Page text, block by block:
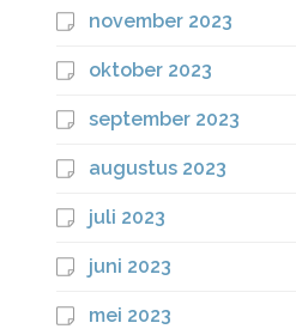
november 2023
oktober 2023
september 2023
augustus 2023
juli 2023
juni 2023
mei 2023